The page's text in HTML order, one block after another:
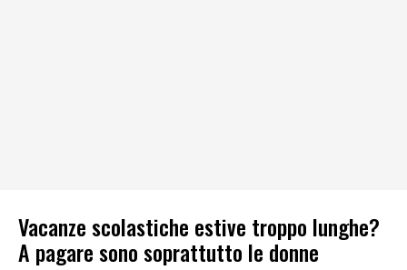
Vacanze scolastiche estive troppo lunghe?
A pagare sono soprattutto le donne